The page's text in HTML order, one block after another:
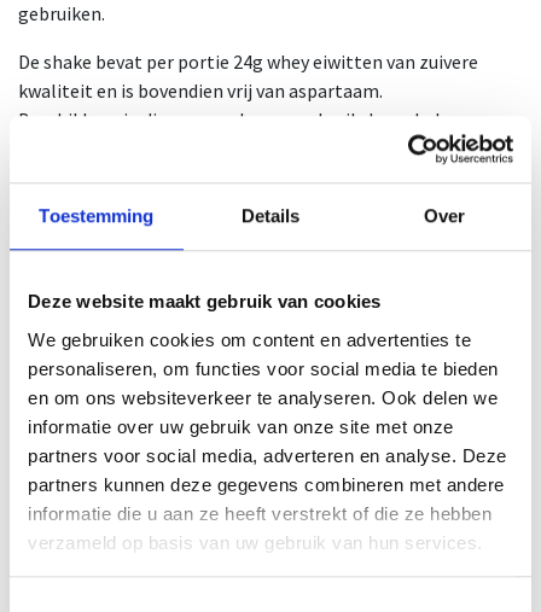
Toestemming Details Over
Deze website maakt gebruik van cookies
We gebruiken cookies om content en advertenties te
personaliseren, om functies voor social media te bieden
en om ons websiteverkeer te analyseren. Ook delen we
informatie over uw gebruik van onze site met onze
partners voor social media, adverteren en analyse. Deze
partners kunnen deze gegevens combineren met andere
informatie die u aan ze heeft verstrekt of die ze hebben
verzameld op basis van uw gebruik van hun services.
gebruiken.
De shake bevat per portie 24g whey eiwitten van zuivere
kwaliteit en is bovendien vrij van aspartaam.
Beschikbaar in diverse smaken en gebruik deze shake
maximum 30 minuten na de inspanning voor het beste
resultaat.
1 portie is 30g.
1 doos bevat 20 flesjes.
Gebruiksadvies
Meng met 170ml magere melk of water. Schudden voor
gebruik. Opgelet: bevat zoetstoffen. Overmatig gebruik kan
laxerend effect hebben! Koel en droog bewaren buiten direct
zonlicht. Gevarieerde, evenwichtige voeding en een gezonde
levensstijl zijn belangrijk. Plaats van herkomst EU.
Ingrediënten